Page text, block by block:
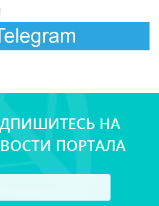
НА
ПОРТАЛА